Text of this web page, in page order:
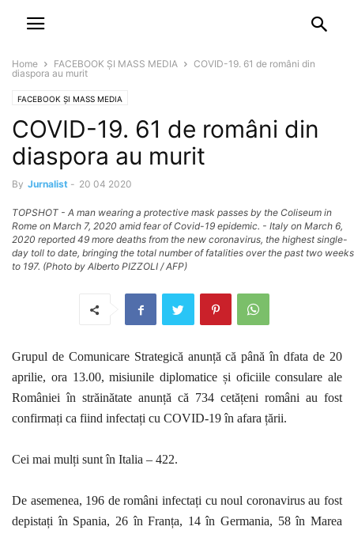
Home FACEBOOK ȘI MASS MEDIA
COVID-19. 61 de români din
diaspora au murit
FACEBOOK ȘI MASS MEDIA
COVID-19. 61 de români din
diaspora au murit
By Jurnalist - 20 04 2020
TOPSHOT - A man wearing a protective mask passes by the Coliseum in
Rome on March 7, 2020 amid fear of Covid-19 epidemic. - Italy on March 6,
2020 reported 49 more deaths from the new coronavirus, the highest single-
day toll to date, bringing the total number of fatalities over the past two weeks
to 197. (Photo by Alberto PIZZOLI / AFP)
Grupul de Comunicare Strategică anunță că până în dfata de 20
aprilie, ora 13.00, misiunile diplomatice și oficiile consulare ale
României în străinătate anunță că 734 cetățeni români au fost
confirmați ca fiind infectați cu COVID-19 în afara țării.
Cei mai mulți sunt în Italia – 422.
De asemenea, 196 de români infectați cu noul coronavirus au fost
depistațiîn Spania, 26în Franța, 14 în Germania, 58 în Marea